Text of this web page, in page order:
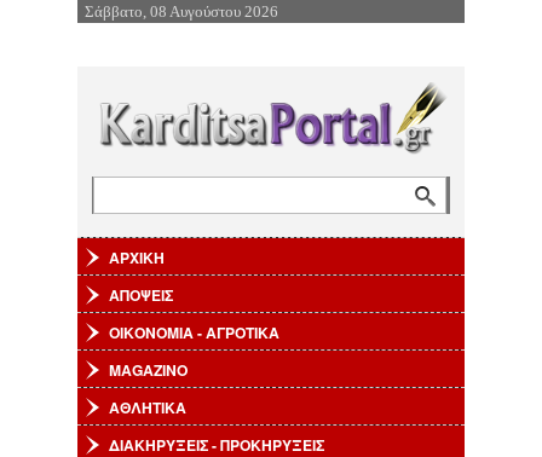
Επιστροφή στην Πλοήγηση
Σάββατο, 08 Αυγούστου 2026
ΑΡΧΙΚΗ
ΑΠΟΨΕΙΣ
ΟΙΚΟΝΟΜΙΑ - ΑΓΡΟΤΙΚΑ
MAGAZINO
ΑΘΛΗΤΙΚΑ
ΔΙΑΚΗΡΥΞΕΙΣ - ΠΡΟΚΗΡΥΞΕΙΣ